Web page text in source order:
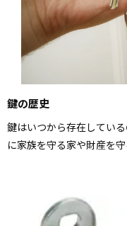
鍵の歴史
鍵はいつから存在してい
に家族を守る家や財産を